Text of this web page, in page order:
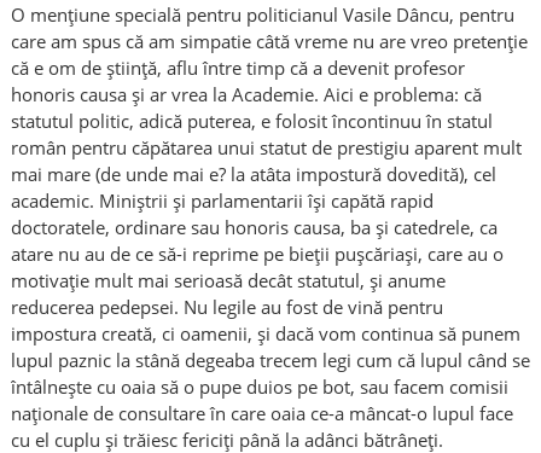
O mențiune specială pentru politicianul Vasile Dâncu, pentru
care am spus că am simpatie câtă vreme nu are vreo pretenție
că e om de știință, aflu între timp că a devenit profesor
honoris causa și ar vrea la Academie. Aici e problema: că
statutul politic, adică puterea, e folosit încontinuu în statul
român pentru căpătarea unui statut de prestigiu aparent mult
mai mare (de unde mai e? la atâta impostură dovedită), cel
academic. Miniștrii și parlamentarii își capătă rapid
doctoratele, ordinare sau honoris causa, ba și catedrele, ca
atare nu au de ce să-i reprime pe bieții pușcăriași, care au o
motivație mult mai serioasă decât statutul, și anume
reducerea pedepsei. Nu legile au fost de vină pentru
impostura creată, ci oamenii, și dacă vom continua să punem
lupul paznic la stână degeaba trecem legi cum că lupul când se
întâlnește cu oaia să o pupe duios pe bot, sau facem comisii
naționale de consultare în care oaia ce-a mâncat-o lupul face
cu el cuplu și trăiesc fericiți până la adânci bătrâneți.